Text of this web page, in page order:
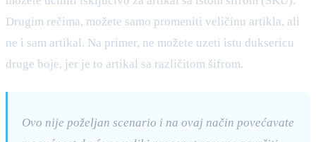
Drugim rečima, možete samo promeniti veličinu artikla, ali
ne i sam artikal. Na primer, ne možete uzeti istu duksericu
druge boje, jer je to artikal sa različitom šifrom.
Ovo nije poželjan scenario i na ovaj način povećavate